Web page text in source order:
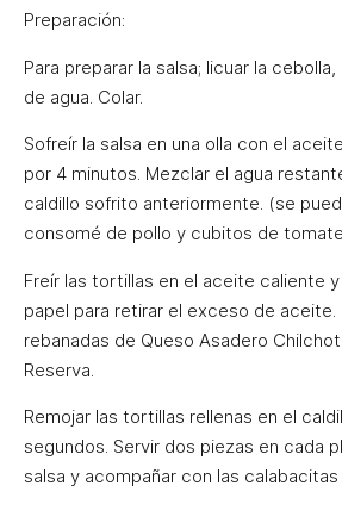
Preparación:
Para preparar la salsa; licuar la
de agua. Colar.
Sofreír la salsa en una olla con el
por 4 minutos. Mezclar el agua
caldillo sofrito anteriormente. (se
consomé de pollo y cubitos de
Freír las tortillas en el aceite caliente
papel para retirar el exceso de aceite.
rebanadas de Queso Asadero
Reserva.
Remojar las tortillas rellenas en el
segundos. Servir dos piezas en cada
salsa y acompañar con las